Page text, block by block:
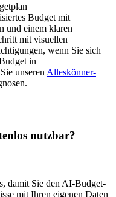
Budget mit
und einem klaren
mit visuellen
wenn Sie sich
in
unseren Alleskönner-
nutzbar?
damit Sie den AI-Budget-
mit Ihren eigenen Daten